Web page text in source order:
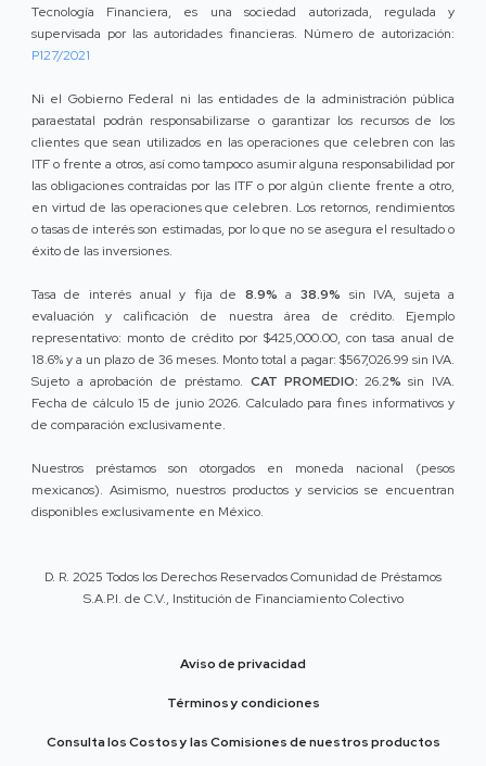
Tecnología Financiera, es una sociedad autorizada, regulada y
supervisada por las autoridades financieras. Número de autorización:
P127/2021
Ni el Gobierno Federal ni las entidades de la administración pública
paraestatal podrán responsabilizarse o garantizar los recursos de los
clientes que sean utilizados en las operaciones que celebren con las
ITF o frente a otros, así como tampoco asumir alguna responsabilidad por
las obligaciones contraídas por las ITF o por algún cliente frente a otro,
en virtud de las operaciones que celebren. Los retornos, rendimientos
o tasas de interés son estimadas, por lo que no se asegura el resultado o
éxito de las inversiones.
Tasa de interés anual y fija de 8.9% a 38.9% sin IVA, sujeta a
evaluación y calificación de nuestra área de crédito. Ejemplo
representativo: monto de crédito por $425,000.00, con tasa anual de
18.6% y a un plazo de 36 meses. Monto total a pagar: $567,026.99 sin IVA.
Sujeto a aprobación de préstamo. CAT PROMEDIO: 26.2% sin IVA.
Fecha de cálculo 15 de junio 2026. Calculado para fines informativos y
de comparación exclusivamente.
Nuestros préstamos son otorgados en moneda nacional (pesos
mexicanos). Asimismo, nuestros productos y servicios se encuentran
disponibles exclusivamente en México.
D. R. 2025 Todos los Derechos Reservados Comunidad de Préstamos
S.A.P.I. de C.V., Institución de Financiamiento Colectivo
Aviso de privacidad
Términos y condiciones
Consulta los Costos y las Comisiones de nuestros productos